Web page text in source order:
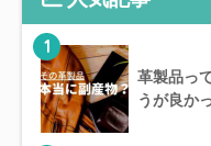
1
革製品っ
うが良か